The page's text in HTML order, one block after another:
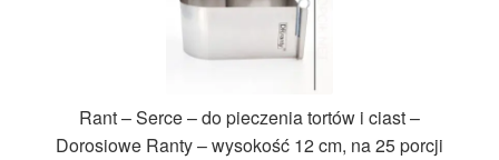
Rant – Serce – do pieczenia tortów i ciast –
Dorosiowe Ranty – wysokość 12 cm, na 25 porcji